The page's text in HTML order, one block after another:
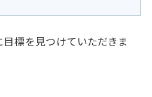
目標を見つけていただきま